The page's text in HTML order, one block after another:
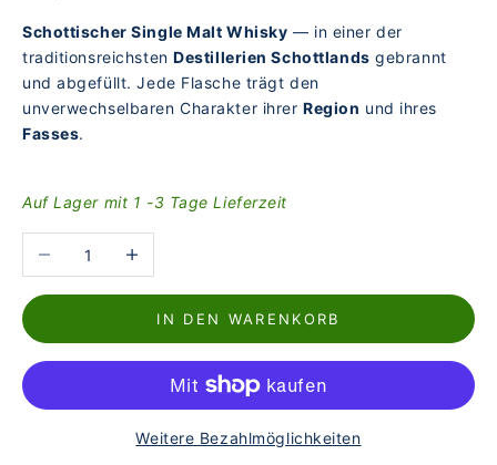
Schottischer Single Malt Whisky — in einer der
traditionsreichstenDestillerien Schottlands gebrannt
und abgefüllt. Jede Flasche trägt den
unverwechselbaren Charakter ihrerRegion und ihres
Fasses.
Auf Lager mit 1 -3 Tage Lieferzeit
Anzahl verringernAnzahl erhöhen
IN DEN WARENKORB
Weitere Bezahlmöglichkeiten